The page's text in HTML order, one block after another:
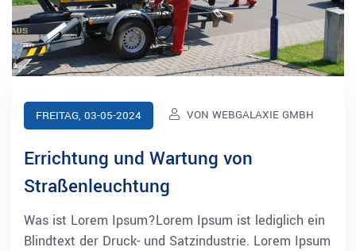
FREITAG, 03-05-2024 VON WEBGALAXIE GMBH
Errichtung und Wartung von
Straßenleuchtung
Was ist Lorem Ipsum?Lorem Ipsum ist lediglich ein
Blindtext der Druck- und Satzindustrie. Lorem Ipsum